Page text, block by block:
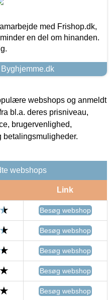
med Frishop.dk,
en del om hinanden.
webshops og anmeldt
bl.a. deres prisniveau,
brugervenlighed,
betalingsmuligheder.
webshops
Link
Besøg webshop
Besøg webshop
Besøg webshop
Besøg webshop
Besøg webshop